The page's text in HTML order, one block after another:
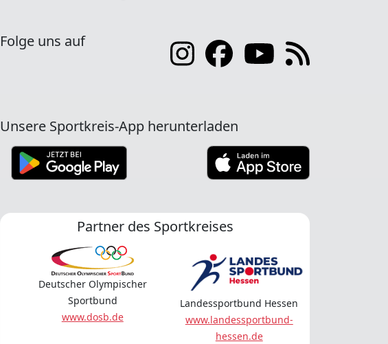
Folge uns auf
Unsere Sportkreis-App herunterladen
Partner des Sportkreises
Deutscher Olympischer
Sportbund
www.dosb.de
Landessportbund Hessen
www.landessportbund-
hessen.de